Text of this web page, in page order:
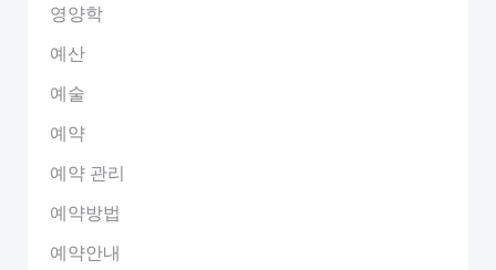
영양학
예산
예술
예약
예약 관리
예약방법
예약안내